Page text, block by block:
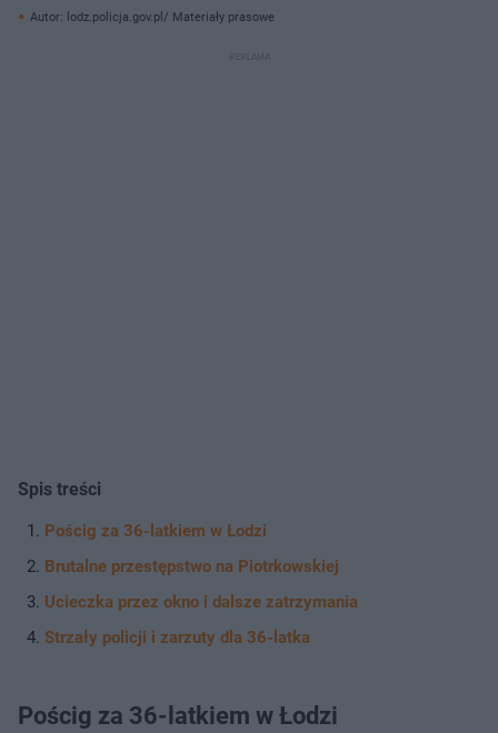
Autor: lodz.policja.gov.pl/ Materiały prasowe
Spis treści
Pościg za 36-latkiem w Łodzi
Brutalne przestępstwo na Piotrkowskiej
Ucieczka przez okno i dalsze zatrzymania
Strzały policji i zarzuty dla 36-latka
Pościg za 36-latkiem w Łodzi